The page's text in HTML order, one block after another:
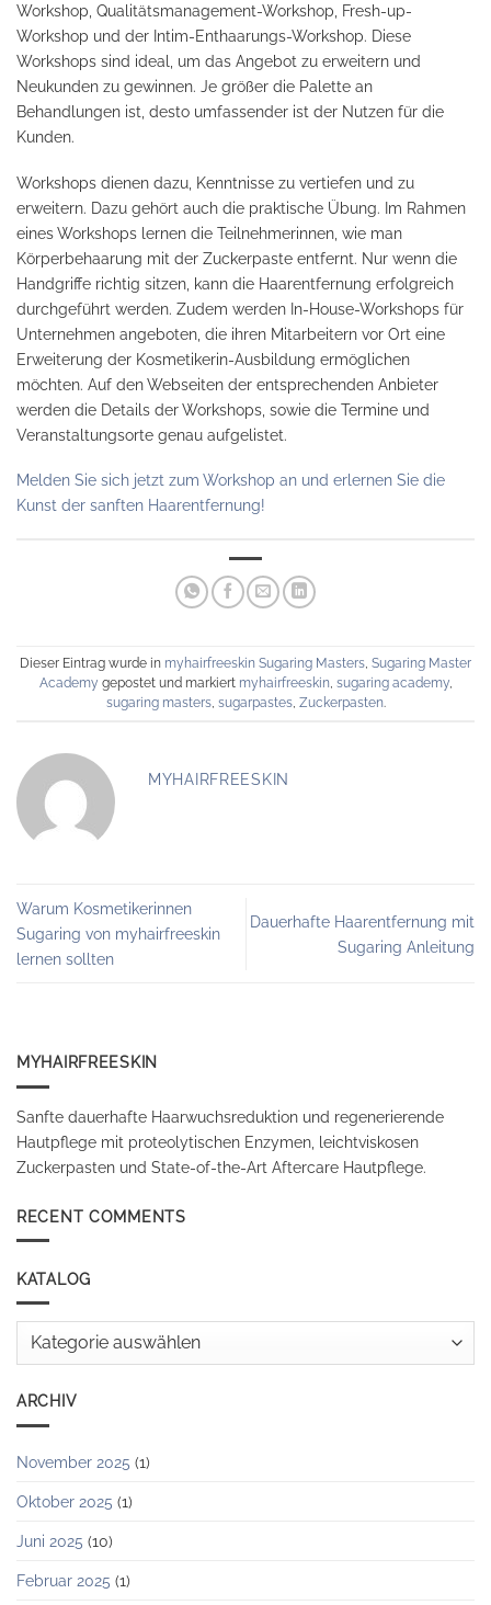
Workshop, Qualitätsmanagement-Workshop, Fresh-up-
Workshop und der Intim-Enthaarungs-Workshop. Diese
Workshops sind ideal, um das Angebot zu erweitern und
Neukunden zu gewinnen. Je größer die Palette an
Behandlungen ist, desto umfassender ist der Nutzen für die
Kunden.
Workshops dienen dazu, Kenntnisse zu vertiefen und zu
erweitern. Dazu gehört auch die praktische Übung. Im Rahmen
eines Workshops lernen die Teilnehmerinnen, wie man
Körperbehaarung mit der Zuckerpaste entfernt. Nur wenn die
Handgriffe richtig sitzen, kann die Haarentfernung erfolgreich
durchgeführt werden. Zudem werden In-House-Workshops für
Unternehmen angeboten, die ihren Mitarbeitern vor Ort eine
Erweiterung der Kosmetikerin-Ausbildung ermöglichen
möchten. Auf den Webseiten der entsprechenden Anbieter
werden die Details der Workshops, sowie die Termine und
Veranstaltungsorte genau aufgelistet.
Melden Sie sich jetzt zum Workshop an und erlernen Sie die
Kunst der sanften Haarentfernung!
Dieser Eintrag wurde in myhairfreeskin Sugaring Masters Sugaring Master
Academy gepostet und markiert myhairfreeskin, sugaring academy,
sugaring masters, sugarpastes, Zuckerpasten.
MYHAIRFREESKIN
Warum Kosmetikerinnen
Sugaring von myhairfreeskin
lernen sollten
Dauerhafte Haarentfernung mit
Sugaring Anleitung
MYHAIRFREESKIN
Sanfte dauerhafte Haarwuchsreduktion und regenerierende
Hautpflege mit proteolytischen Enzymen, leichtviskosen
Zuckerpasten und State-of-the-Art Aftercare Hautpflege.
RECENT COMMENTS
KATALOG
ARCHIV
November 2025 (1)
Oktober 2025 (1)
Juni 2025 (10)
Februar 2025 (1)